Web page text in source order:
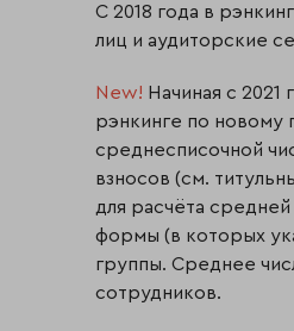
С 2018 года в
лиц и аудиторские
New! Начиная с 2021
рэнкинге по новому
среднесписочной
взносов (см.
для расчёта
формы (в которых
группы. Среднее
сотрудников.